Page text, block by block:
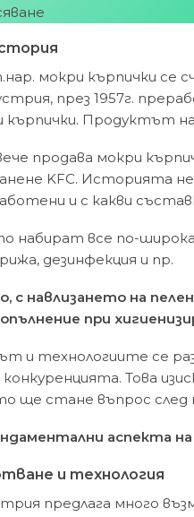
мокри кърпички
през 1957г.
Продуктът
продава мокри
KFC. Историята
и с какви
набират все по-
дезинфекция и пр.
с навлизането на
при
и технологиите се
Това
ще стане въпрос след
аспекта
и технология
предлага много